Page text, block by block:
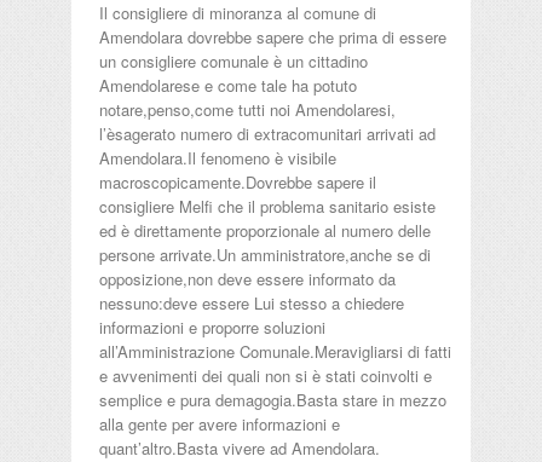
Il consigliere di minoranza al comune di
Amendolara dovrebbe sapere che prima di essere
un consigliere comunale è un cittadino
Amendolarese e come tale ha potuto
notare,penso,come tutti noi Amendolaresi,
l’èsagerato numero di extracomunitari arrivati ad
Amendolara.Il fenomeno è visibile
macroscopicamente.Dovrebbe sapere il
consigliere Melfi che il problema sanitario esiste
ed è direttamente proporzionale al numero delle
persone arrivate.Un amministratore,anche se di
opposizione,non deve essere informato da
nessuno:deve essere Lui stesso a chiedere
informazioni e proporre soluzioni
all’Amministrazione Comunale.Meravigliarsi di fatti
e avvenimenti dei quali non si è stati coinvolti e
semplice e pura demagogia.Basta stare in mezzo
alla gente per avere informazioni e
quant’altro.Basta vivere ad Amendolara.